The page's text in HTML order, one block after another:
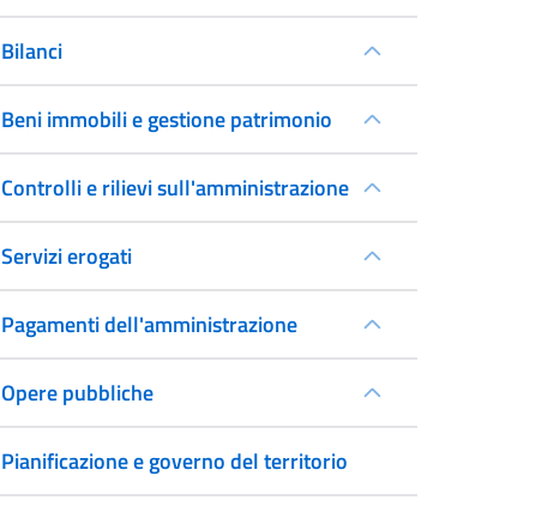
Bilanci
Beni immobili e gestione patrimonio
Controlli e rilievi sull'amministrazione
Servizi erogati
Pagamenti dell'amministrazione
Opere pubbliche
Pianificazione e governo del territorio